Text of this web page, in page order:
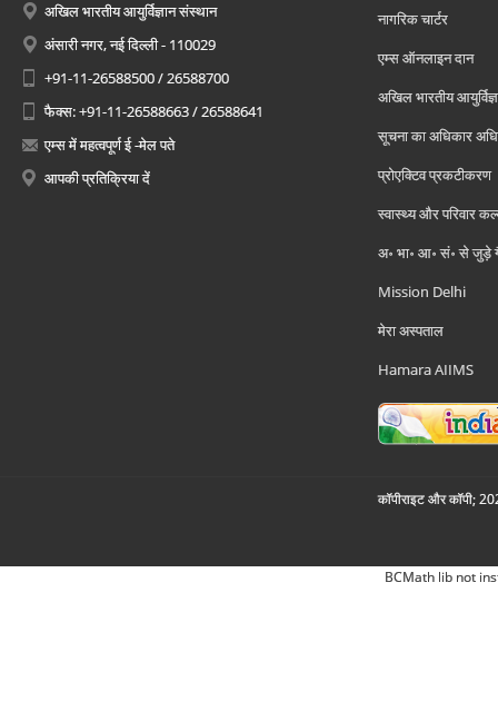
अखिल भारतीय आयुर्विज्ञान संस्थान
अंसारी नगर, नई दिल्ली - 110029
+91-11-26588500 / 26588700
फैक्स: +91-11-26588663 / 26588641
एम्स में महत्वपूर्ण ई -मेल पते
आपकी प्रतिक्रिया दें
नागरिक चार्टर
एम्स ऑनलाइन दान
अखिल भारतीय
सूचना का अधिकार
प्रोएक्टिव प्रकटीकरण
स्वास्थ्य और परिवार
अ॰ भा॰ आ॰ सं॰ से जुड़े
Mission Delhi
मेरा अस्पताल
Hamara AIIMS
कॉपीराइट और कॉपी;
BCMath lib not